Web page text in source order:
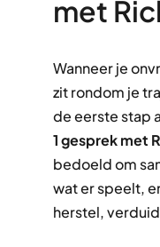
met
Wanneer je
zit rondom je
de eerste stap
1 gesprek met
bedoeld om
wat er speelt,
herstel,